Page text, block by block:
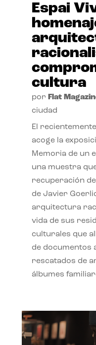
Espai
cultura
por Flat
ciudad
El
acoge la
Memoria de un
una muestra
recuperación
de Javier
arquitectura
vida de sus
culturales que
de documentos
rescatados de
álbumes